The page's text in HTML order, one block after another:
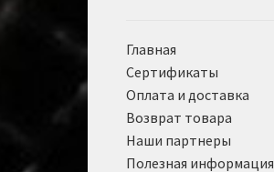
Главная
Сертификаты
Оплата и доставка
Возврат товара
Наши партнеры
Полезная информация